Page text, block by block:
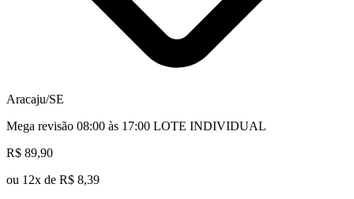
Aracaju/SE
Mega revisão 08:00 às 17:00 LOTE INDIVIDUAL
R$ 89,90
ou 12x de R$ 8,39